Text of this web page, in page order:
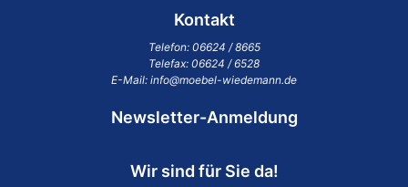
Kontakt
Telefon: 06624 / 8665
Telefax: 06624 / 6528
E-Mail: info@moebel-wiedemann.de
Newsletter-Anmeldung
Wir sind für Sie da!